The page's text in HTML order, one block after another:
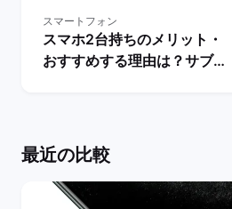
スマートフォン
スマホ2台持ちのメリット・
おすすめする理由は？サブス
最近の比較